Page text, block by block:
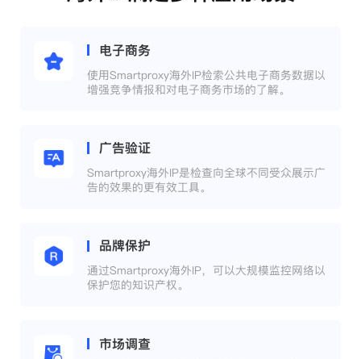
电子商务
使用Smartproxy海外IP检索公共电子商务数据以
增强竞争情报和对电子商务市场的了解。
广告验证
Smartproxy海外IP是检查向全球不同受众展示广
告的效果的更有效工具。
品牌保护
通过Smartproxy海外IP，可以大规模监控网络以
保护您的知识产权。
市场调查